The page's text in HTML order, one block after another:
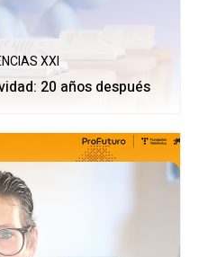
XXI
20 años después